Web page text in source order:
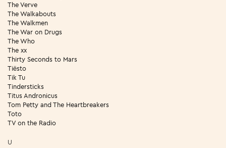
The Verve
The Walkabouts
The Walkmen
The War on Drugs
The Who
The xx
Thirty Seconds to Mars
Tiësto
Tik Tu
Tindersticks
Titus Andronicus
Tom Petty and The Heartbreakers
Toto
TV on the Radio
U